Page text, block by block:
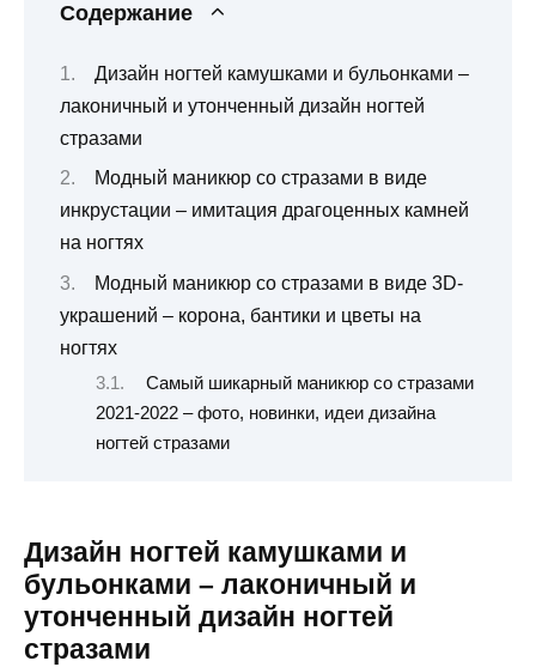
Содержание
Дизайн ногтей камушками и бульонками –
лаконичный и утонченный дизайн ногтей
стразами
Модный маникюр со стразами в виде
инкрустации – имитация драгоценных камней
на ногтях
Модный маникюр со стразами в виде 3D-
украшений – корона, бантики и цветы на
ногтях
Самый шикарный маникюр со стразами
2021-2022 – фото, новинки, идеи дизайна
ногтей стразами
Дизайн ногтей камушками и
бульонками – лаконичный и
утонченный дизайн ногтей
стразами